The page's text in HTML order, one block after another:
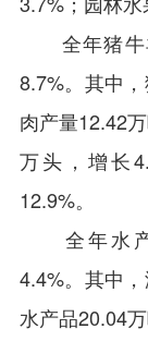
全年猪牛
8.7%。其中
肉产量12.42
万头，增长
12.9%。
全年水产
4.4%。其中
水产品20.04